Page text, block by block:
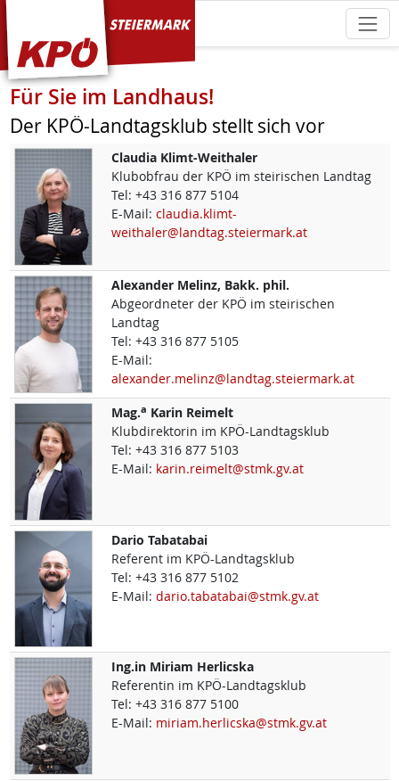
KPÖ Steiermark
Für Sie im Landhaus!
Der KPÖ-Landtagsklub stellt sich vor
Claudia Klimt-Weithaler
Klubobfrau der KPÖ im steirischen Landtag
Tel: +43 316 877 5104
E-Mail: claudia.klimt-
weithaler@landtag.steiermark.at
Alexander Melinz, Bakk. phil.
Abgeordneter der KPÖ im steirischen
Landtag
Tel: +43 316 877 5105
E-Mail:
alexander.melinz@landtag.steiermark.at
Mag.a Karin Reimelt
Klubdirektorin im KPÖ-Landtagsklub
Tel: +43 316 877 5103
E-Mail: karin.reimelt@stmk.gv.at
Dario Tabatabai
Referent im KPÖ-Landtagsklub
Tel: +43 316 877 5102
E-Mail: dario.tabatabai@stmk.gv.at
Ing.in Miriam Herlicska
Referentin im KPÖ-Landtagsklub
Tel: +43 316 877 5100
E-Mail: miriam.herlicska@stmk.gv.at